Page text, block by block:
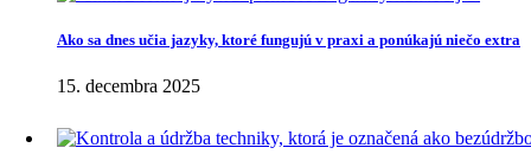
Ako sa dnes učia jazyky, ktoré fungujú v praxi a ponúkajú niečo extra
15. decembra 2025